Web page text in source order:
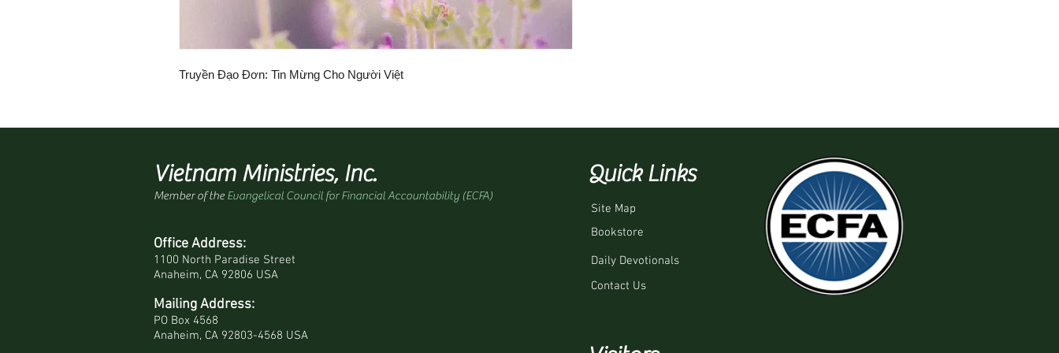
Truyền Đạo Đơn: Tin Mừng Cho Người Việt
Vietnam Ministries, Inc.
Member of the Evangelical Council for Financial Accountability (ECFA)
Office Address:
1100 North Paradise Street
Anaheim, CA 92806 USA
Mailing Address:
PO Box 4568
Anaheim, CA 92803-4568 USA
Quick Links
Site Map
Bookstore
Daily Devotionals
Contact Us